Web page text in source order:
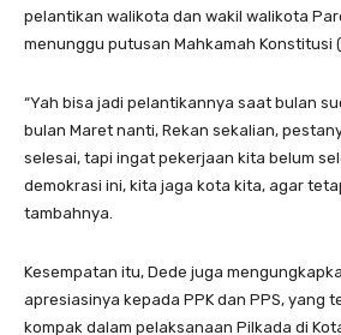
pelantikan walikota dan wakil walikota
menunggu putusan Mahkamah Konstitusi
“Yah bisa jadi pelantikannya saat bulan
bulan Maret nanti, Rekan sekalian,
selesai, tapi ingat pekerjaan kita belum
demokrasi ini, kita jaga kota kita, agar
tambahnya.
Kesempatan itu, Dede juga
apresiasinya kepada PPK dan PPS, yang
kompak dalam pelaksanaan Pilkada di